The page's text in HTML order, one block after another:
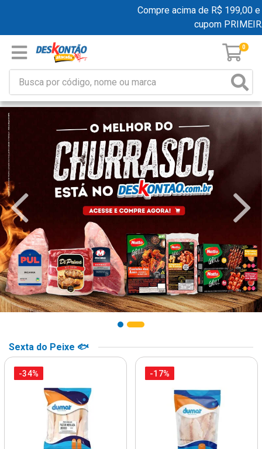
Compre acima de R$ 199,00 e
cupom
0
Sexta do Peixe 🐟
-34% -17%